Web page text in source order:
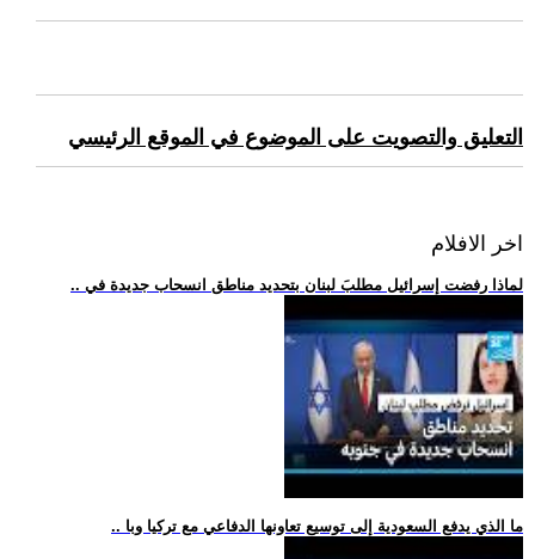
التعليق والتصويت على الموضوع في الموقع الرئيسي
اخر الافلام
.. لماذا رفضت إسرائيل مطلبَ لبنان بتحديد مناطق انسحاب جديدة في
.. ما الذي يدفع السعودية إلى توسيع تعاونها الدفاعي مع تركيا وبا